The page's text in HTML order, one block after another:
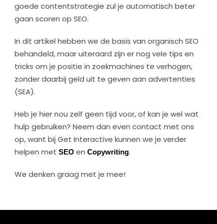
goede contentstrategie zul je automatisch beter
gaan scoren op SEO.
In dit artikel hebben we de basis van organisch SEO
behandeld, maar uiteraard zijn er nog vele tips en
tricks om je positie in zoekmachines te verhogen,
zonder daarbij geld uit te geven aan advertenties
(SEA).
Heb je hier nou zelf geen tijd voor, of kan je wel wat
hulp gebruiken? Neem dan even contact met ons
op, want bij Get Interactive kunnen we je verder
helpen met SEO en Copywriting.
We denken graag met je mee!